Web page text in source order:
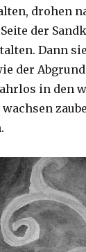
drohen
der
Dann
der
in den